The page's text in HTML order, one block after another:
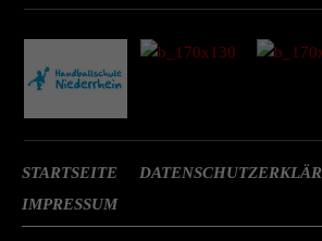
STARTSEITE
IMPRESSUM